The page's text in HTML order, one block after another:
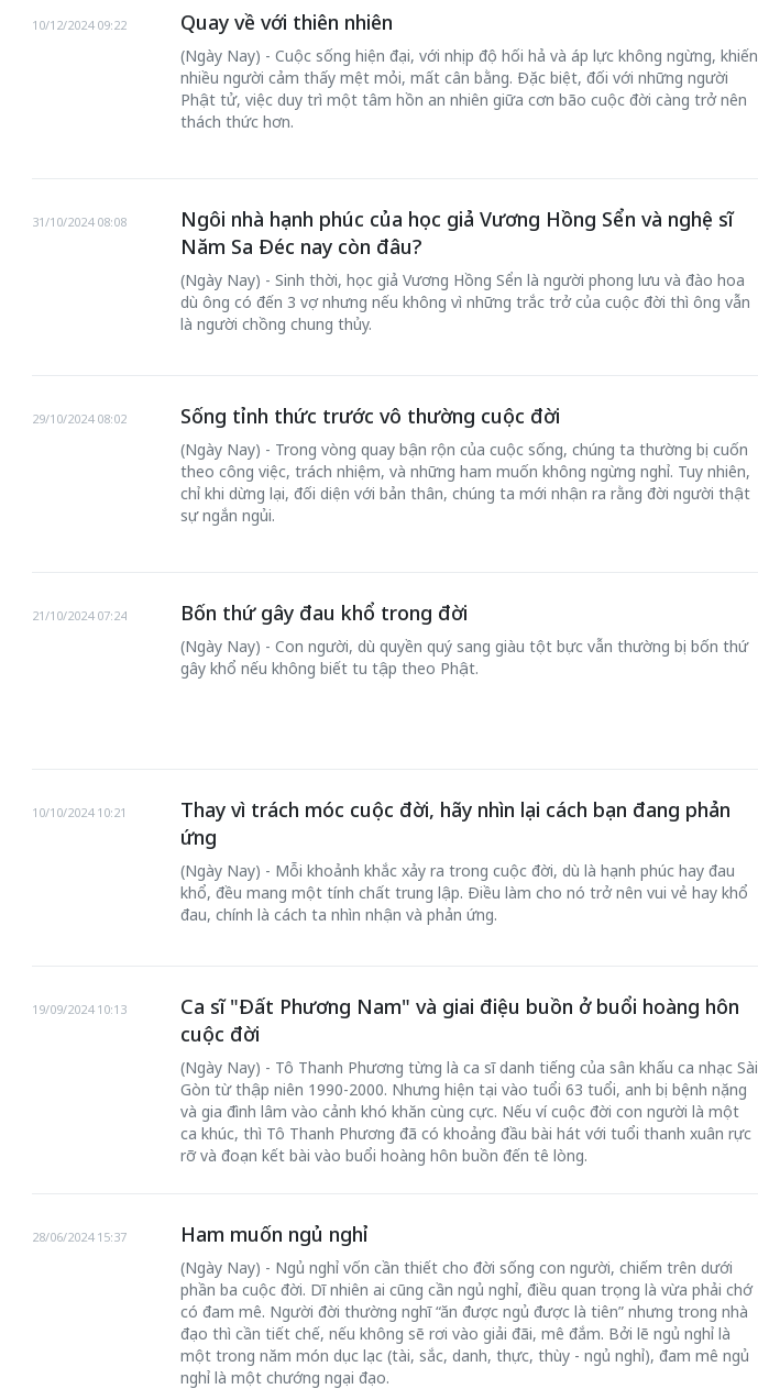
Quay về với thiên nhiên
10/12/2024 09:22
(Ngày Nay) - Cuộc sống hiện đại, với nhịp độ hối hả và áp lực không ngừng, khiến
nhiều người cảm thấy mệt mỏi, mất cân bằng. Đặc biệt, đối với những người
Phật tử, việc duy trì một tâm hồn an nhiên giữa cơn bão cuộc đời càng trở nên
thách thức hơn.
Ngôi nhà hạnh phúc của học giả Vương Hồng Sển và nghệ sĩ
Năm Sa Đéc nay còn đâu?
31/10/2024 08:08
(Ngày Nay) - Sinh thời, học giả Vương Hồng Sển là người phong lưu và đào hoa
dù ông có đến 3 vợ nhưng nếu không vì những trắc trở của cuộc đời thì ông vẫn
là người chồng chung thủy.
Sống tỉnh thức trước vô thường cuộc đời
29/10/2024 08:02
(Ngày Nay) - Trong vòng quay bận rộn của cuộc sống, chúng ta thường bị cuốn
theo công việc, trách nhiệm, và những ham muốn không ngừng nghỉ. Tuy nhiên,
chỉ khi dừng lại, đối diện với bản thân, chúng ta mới nhận ra rằng đời người thật
sự ngắn ngủi.
Bốn thứ gây đau khổ trong đời
21/10/2024 07:24
(Ngày Nay) - Con người, dù quyền quý sang giàu tột bực vẫn thường bị bốn thứ
gây khổ nếu không biết tu tập theo Phật.
Thay vì trách móc cuộc đời, hãy nhìn lại cách bạn đang phản
ứng
10/10/2024 10:21
(Ngày Nay) - Mỗi khoảnh khắc xảy ra trong cuộc đời, dù là hạnh phúc hay đau
khổ, đều mang một tính chất trung lập. Điều làm cho nó trở nên vui vẻ hay khổ
đau, chính là cách ta nhìn nhận và phản ứng.
Ca sĩ "Đất Phương Nam" và giai điệu buồn ở buổi hoàng hôn
cuộc đời
19/09/2024 10:13
(Ngày Nay) - Tô Thanh Phương từng là ca sĩ danh tiếng của sân khấu ca nhạc Sài
Gòn từ thập niên 1990-2000. Nhưng hiện tại vào tuổi 63 tuổi, anh bị bệnh nặng
và gia đình lâm vào cảnh khó khăn cùng cực. Nếu ví cuộc đời con người là một
ca khúc, thì Tô Thanh Phương đã có khoảng đầu bài hát với tuổi thanh xuân rực
rỡ và đoạn kết bài vào buổi hoàng hôn buồn đến tê lòng.
Ham muốn ngủ nghỉ
28/06/2024 15:37
(Ngày Nay) - Ngủ nghỉ vốn cần thiết cho đời sống con người, chiếm trên dưới
phần ba cuộc đời. Dĩ nhiên ai cũng cần ngủ nghỉ, điều quan trọng là vừa phải chớ
có đam mê. Người đời thường nghĩ “ăn được ngủ được là tiên” nhưng trong nhà
đạo thì cần tiết chế, nếu không sẽ rơi vào giải đãi, mê đắm. Bởi lẽ ngủ nghỉ là
một trong năm món dục lạc (tài, sắc, danh, thực, thùy - ngủ nghỉ), đam mê ngủ
nghỉ là một chướng ngại đạo.